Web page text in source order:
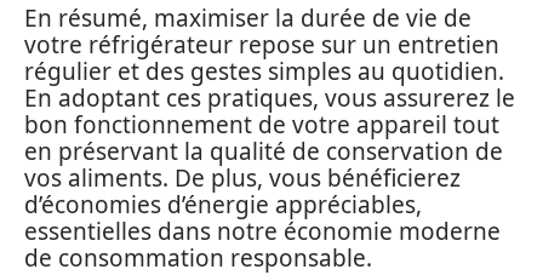
En résumé, maximiser la durée de vie de
votre réfrigérateur repose sur un entretien
régulier et des gestes simples au quotidien.
En adoptant ces pratiques, vous assurerez le
bon fonctionnement de votre appareil tout
en préservant la qualité de conservation de
vos aliments. De plus, vous bénéficierez
d’économies d’énergie appréciables,
essentielles dans notre économie moderne
de consommation responsable.